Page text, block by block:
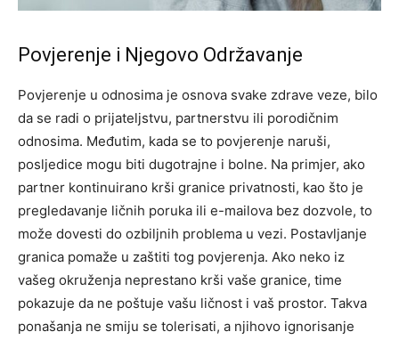
Povjerenje i Njegovo Održavanje
Povjerenje u odnosima je osnova svake zdrave veze, bilo
da se radi o prijateljstvu, partnerstvu ili porodičnim
odnosima. Međutim, kada se to povjerenje naruši,
posljedice mogu biti dugotrajne i bolne. Na primjer, ako
partner kontinuirano krši granice privatnosti, kao što je
pregledavanje ličnih poruka ili e-mailova bez dozvole, to
može dovesti do ozbiljnih problema u vezi. Postavljanje
granica pomaže u zaštiti tog povjerenja. Ako neko iz
vašeg okruženja neprestano krši vaše granice, time
pokazuje da ne poštuje vašu ličnost i vaš prostor. Takva
ponašanja ne smiju se tolerisati, a njihovo ignorisanje